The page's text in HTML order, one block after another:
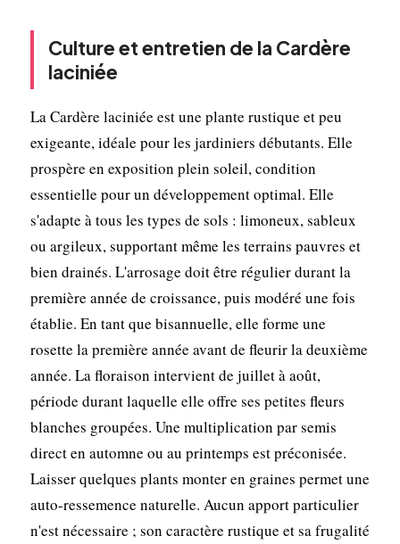
Culture et entretien de la Cardère
laciniée
La Cardère laciniée est une plante rustique et peu
exigeante, idéale pour les jardiniers débutants. Elle
prospère en exposition plein soleil, condition
essentielle pour un développement optimal. Elle
s'adapte à tous les types de sols : limoneux, sableux
ou argileux, supportant même les terrains pauvres et
bien drainés. L'arrosage doit être régulier durant la
première année de croissance, puis modéré une fois
établie. En tant que bisannuelle, elle forme une
rosette la première année avant de fleurir la deuxième
année. La floraison intervient de juillet à août,
période durant laquelle elle offre ses petites fleurs
blanches groupées. Une multiplication par semis
direct en automne ou au printemps est préconisée.
Laisser quelques plants monter en graines permet une
auto-ressemence naturelle. Aucun apport particulier
n'est nécessaire ; son caractère rustique et sa frugalité